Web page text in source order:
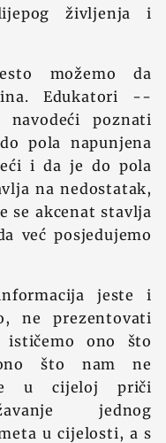
življenja i
možemo da
Edukatori --
poznati
pola napunjena
i da je do pola
na nedostatak,
se akcenat stavlja
već posjedujemo
jeste i
ne prezentovati
ono što
što nam ne
u cijeloj priči
jednog
u cijelosti, a s